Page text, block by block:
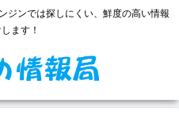
ジンでは探しにくい、鮮度の高い情報
ます！